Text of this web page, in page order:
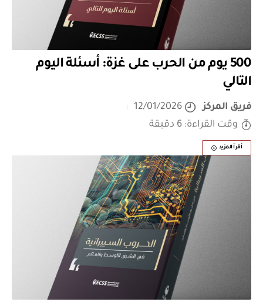
500 يوم من الحرب على غزة: أسئلة اليوم
التالي
فريق المركز
12/01/2026
وقت القراءة: 6 دقيقة
أقرأ المزيد